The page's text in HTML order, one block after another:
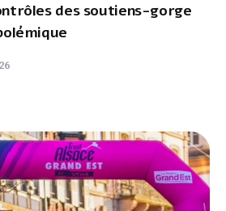
des soutiens-gorge